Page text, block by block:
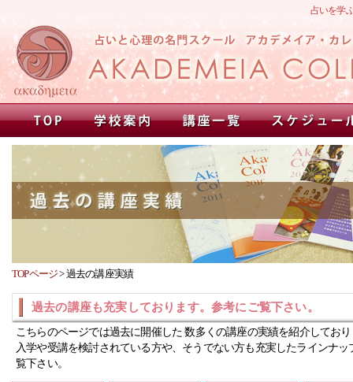
占いを学
TOPページ>過去の講座実績
過去の講座も充実しております。参考にご覧下さい。
こちらのページでは過去に開催した 数多くの講座の実績を紹介してお
入学や受講を検討されている方や、そうでない方も充実したラインナッ
覧下さい。